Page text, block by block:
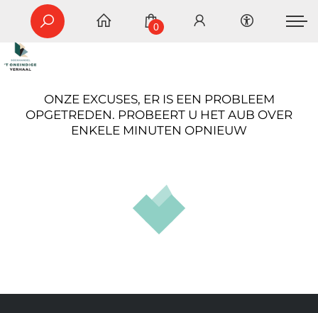
0
ONZE EXCUSES, ER IS EEN PROBLEEM
OPGETREDEN. PROBEERT U HET AUB OVER
ENKELE MINUTEN OPNIEUW